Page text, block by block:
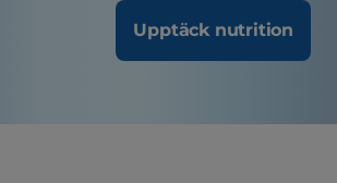
Upptäck nutrition